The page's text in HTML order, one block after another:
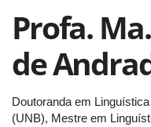
Profa.
de
Doutoranda em
(UNB), Mestre em